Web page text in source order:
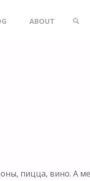
ABOUT
пицца, вино. А